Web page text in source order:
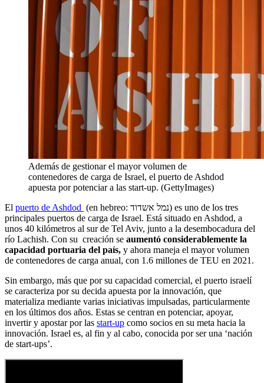
Además de gestionar el mayor volumen de
contenedores de carga de Israel, el puerto de Ashdod
apuesta por potenciar a las start-up. (GettyImages)
El puerto de Ashdod (en hebreo: נמל אשדוד) es uno de los tres
principales puertos de carga de Israel. Está situado en Ashdod, a
unos 40 kilómetros al sur de Tel Aviv, junto a la desembocadura del
río Lachish. Con su creación se aumentó considerablemente la
capacidad portuaria del país, y ahora maneja el mayor volumen
de contenedores de carga anual, con 1.6 millones de TEU en 2021.
Sin embargo, más que por su capacidad comercial, el puerto israelí
se caracteriza por su decida apuesta por la innovación, que
materializa mediante varias iniciativas impulsadas, particularmente
en los últimos dos años. Estas se centran en potenciar, apoyar,
invertir y apostar por las start-up como socios en su meta hacia la
innovación. Israel es, al fin y al cabo, conocida por ser una ‘nación
de start-ups’.